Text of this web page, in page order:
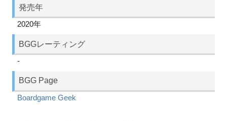
発売年
2020年
BGGレーティング
-
BGG Page
Boardgame Geek